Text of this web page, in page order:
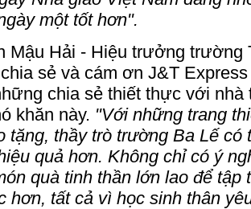
một tốt hơn".
Mậu Hải - Hiệu trưởng trường
sẻ và cám ơn J&T
chia sẻ thiết thực với
khăn này. "Với những trang
tặng, thầy trò trường Ba Lế có
quả hơn. Không chỉ có ý
quà tinh thần lớn lao để tập
hơn, tất cả vì học sinh thân